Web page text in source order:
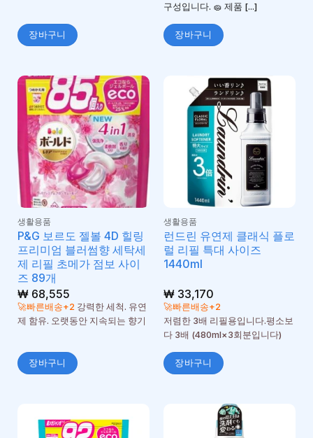
장바구니
구성입니다. 🧽 제품 [...]
장바구니
생활용품
P&G 보르도 젤볼 4D 힐링
프리미엄 블러썸향 세탁세
제 리필 초메가 점보 사이
즈 89개
₩68,555
🚀빠른배송+2 강력한 세척. 유연
제 함유. 오랫동안 지속되는 향기
장바구니
생활용품
런드린 유연제 클래식 플로
럴 리필 특대 사이즈
1440ml
₩33,170
🚀빠른배송+2
저렴한 3배 리필용입니다.평소보
다 3배 (480ml×3회분입니다)
장바구니